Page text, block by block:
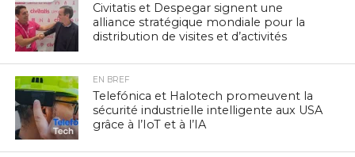
Civitatis et Despegar signent une
alliance stratégique mondiale pour la
distribution de visites et d’activités
EN BREF
Telefónica et Halotech promeuvent la
sécurité industrielle intelligente aux USA
grâce à l’IoT et à l’IA